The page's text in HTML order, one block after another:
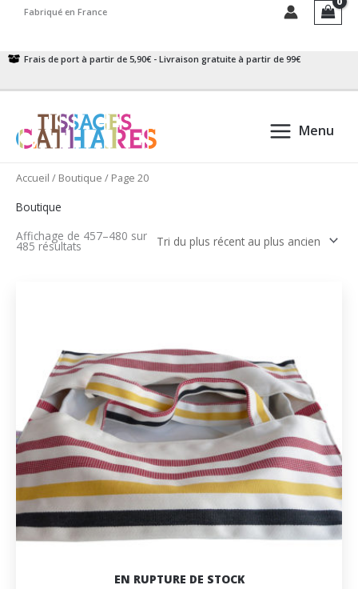
Fabriqué en France
Frais de port à partir de 5,90€ - Livraison gratuite à partir de 99€
Menu
Accueil / Boutique / Page 20
Boutique
Affichage de 457–480 sur
485 résultats Trié
EN RUPTURE DE STOCK